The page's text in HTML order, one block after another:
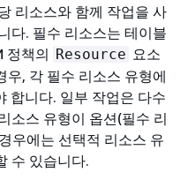
리소스와 함께 작업을 사
다. 필수 리소스는 테이블
정책의 Resource 요소
우, 각 필수 리소스 유형에
합니다. 일부 작업은 다수
소스 유형이 옵션(필수 리
우에는 선택적 리소스 유
수 있습니다.